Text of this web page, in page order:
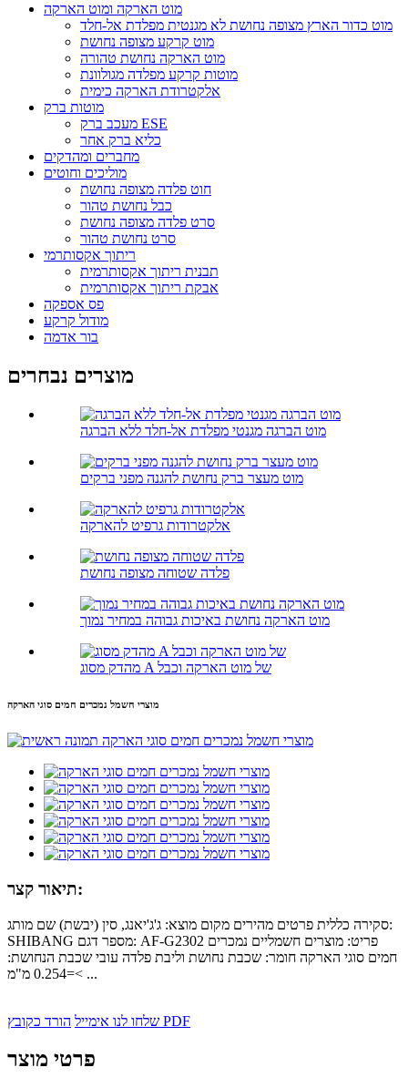
מוט הארקה ומוט הארקה
מוט כדור הארץ מצופה נחושת לא מגנטית מפלדת אל-חלד
מוט קרקע מצופה נחושת
מוט הארקה נחושת טהורה
מוטות קרקע מפלדה מגולוונת
אלקטרודת הארקה כימית
מוטות ברק
מעכב ברק ESE
כליא ברק אחר
מחברים ומהדקים
מוליכים וחוטים
חוט פלדה מצופה נחושת
כבל נחושת טהור
סרט פלדה מצופה נחושת
סרט נחושת טהור
ריתוך אקסותרמי
תבנית ריתוך אקסותרמית
אבקת ריתוך אקסותרמית
פס אספקה
מודול קרקע
בור אדמה
מוצרים נבחרים
מוט הברגה מגנטי מפלדת אל-חלד ללא הברגה
מוט מעצר ברק נחושת להגנה מפני ברקים
אלקטרודות גרפיט להארקה
פלדה שטוחה מצופה נחושת
מוט הארקה נחושת באיכות גבוהה במחיר נמוך
מהדק מסוג A של מוט הארקה וכבל
מוצרי חשמל נמכרים חמים סוגי הארקה
תיאור קצר:
סקירה כללית פרטים מהירים מקום מוצא: ג'ג'יאנג, סין (יבשת) שם מותג:
SHIBANG מספר דגם: AF-G2302 פריט: מוצרים חשמליים נמכרים
חמים סוגי הארקה חומר: שכבת נחושת וליבת פלדה עובי שכבת הנחושת:
>=0.254 מ"מ ...
שלחו לנו אימייל הורד כקובץ PDF
פרטי מוצר